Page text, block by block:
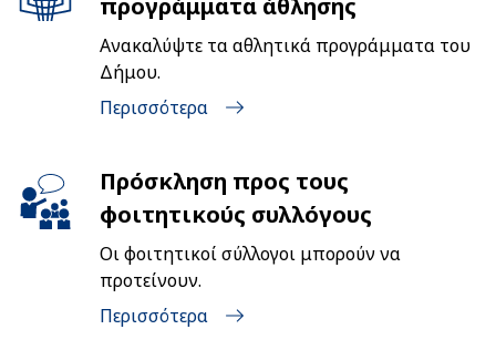
προγράμματα άθλησης
Ανακαλύψτε τα αθλητικά προγράμματα του
Δήμου.
Περισσότερα
Πρόσκληση προς τους
φοιτητικούς συλλόγους
Οι φοιτητικοί σύλλογοι μπορούν να
προτείνουν.
Περισσότερα